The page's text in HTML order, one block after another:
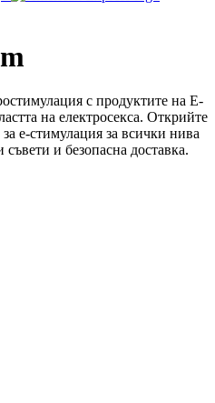
с продуктите на E-
на електросекса. Открийте
е-стимулация за всички нива
и безопасна доставка.